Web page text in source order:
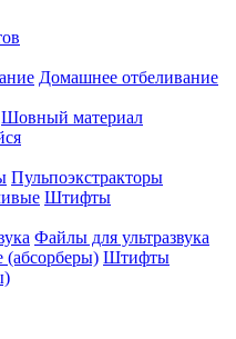
Домашнее отбеливание
Шовный материал
Пульпоэкстракторы
Штифты
Файлы для ультразвука
Штифты